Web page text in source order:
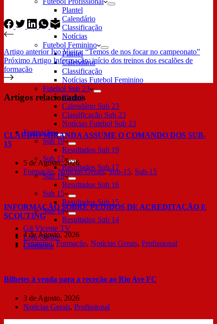
Plantel
Calendário
Classificação
Notícias
Futebol Feminino
Plantel
Calendário
Classificação
Notícias Futebol Feminino
Futebol Sub 23
Plantel
Calendário Sub 23
Classificação Sub 23
Notícias Futebol Sub 23
Formação
Sub 19
Resultados Sub 19
Sub 17
Resultados Sub 17
Sub 16
Resultados Sub 16
Sub 15
Resultados Sub 15
Sub 14
Resultados Sub 14
Gil Vicente TV
Loja Online
Contactos
Artigo anteriorIvo Vieira: “Temos de nos focar no campeonato”
Próximo Artigo Informação: início dos treinos dos escalões de
formação
Artigos relacionados
CLÁUDIO MIRANDA ASSUME O COMANDO DOS SUB-
15
5 de Agosto, 2026
Formação,Notícias Gerais,Sub-15, Sub-15
INFORMAÇÃO SOBRE PEDIDOS DE ACREDITAÇÃO E
SCOUTING
4 de Agosto, 2026
Feminino,Formação, Notícias Gerais, Profissional
Bilhetes à venda para a receção ao Rio Ave FC
3 de Agosto, 2026
Notícias Gerais, Profissional